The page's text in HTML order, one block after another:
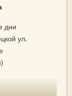
дни
ул.